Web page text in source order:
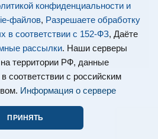
конфиденциальности и
файлов, Разрешаете обработку
в соответствии с 152-ФЗ, Даёте
рассылки. Наши серверы
территории РФ, данные
соответствии с российским
Информация о сервере
ПРИНЯТЬ